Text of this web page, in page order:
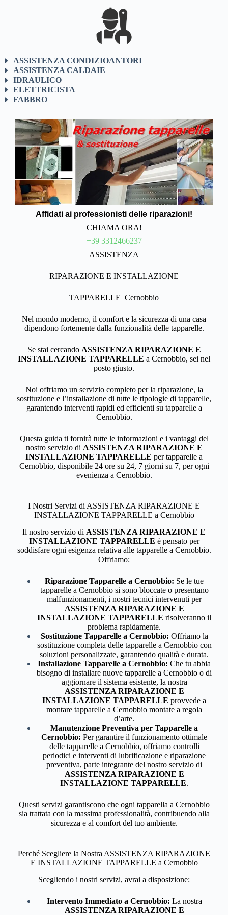
ASSISTENZA CONDIZIOANTORI
ASSISTENZA CALDAIE
IDRAULICO
ELETTRICISTA
FABBRO
Affidati ai professionisti delle riparazioni!
CHIAMA ORA!
+39 3312466237
ASSISTENZA
RIPARAZIONE E INSTALLAZIONE
TAPPARELLE Cernobbio
Nel mondo moderno, il comfort e la sicurezza di una casa
dipendono fortemente dalla funzionalità delle tapparelle.
Se stai cercando ASSISTENZA RIPARAZIONE E
INSTALLAZIONE TAPPARELLE a Cernobbio, sei nel
posto giusto.
Noi offriamo un servizio completo per la riparazione, la
sostituzione e l’installazione di tutte le tipologie di tapparelle,
garantendo interventi rapidi ed efficienti su tapparelle a
Cernobbio.
Questa guida ti fornirà tutte le informazioni e i vantaggi del
nostro servizio di ASSISTENZA RIPARAZIONE E
INSTALLAZIONE TAPPARELLE per tapparelle a
Cernobbio, disponibile 24 ore su 24, 7 giorni su 7, per ogni
evenienza a Cernobbio.
I Nostri Servizi di ASSISTENZA RIPARAZIONE E
INSTALLAZIONE TAPPARELLE a Cernobbio
Il nostro servizio di ASSISTENZA RIPARAZIONE E
INSTALLAZIONE TAPPARELLE è pensato per
soddisfare ogni esigenza relativa alle tapparelle a Cernobbio.
Offriamo:
Riparazione Tapparelle a Cernobbio: Se le tue
tapparelle a Cernobbio si sono bloccate o presentano
malfunzionamenti, i nostri tecnici intervenuti per
ASSISTENZA RIPARAZIONE E
INSTALLAZIONE TAPPARELLE risolveranno il
problema rapidamente.
Sostituzione Tapparelle a Cernobbio: Offriamo la
sostituzione completa delle tapparelle a Cernobbio con
soluzioni personalizzate, garantendo qualità e durata.
Installazione Tapparelle a Cernobbio: Che tu abbia
bisogno di installare nuove tapparelle a Cernobbio o di
aggiornare il sistema esistente, la nostra
ASSISTENZA RIPARAZIONE E
INSTALLAZIONE TAPPARELLE provvede a
montare tapparelle a Cernobbio montate a regola
d’arte.
Manutenzione Preventiva per Tapparelle a
Cernobbio: Per garantire il funzionamento ottimale
delle tapparelle a Cernobbio, offriamo controlli
periodici e interventi di lubrificazione e riparazione
preventiva, parte integrante del nostro servizio di
ASSISTENZA RIPARAZIONE E
INSTALLAZIONE TAPPARELLE.
Questi servizi garantiscono che ogni tapparella a Cernobbio
sia trattata con la massima professionalità, contribuendo alla
sicurezza e al comfort del tuo ambiente.
Perché Scegliere la Nostra ASSISTENZA RIPARAZIONE
E INSTALLAZIONE TAPPARELLE a Cernobbio
Scegliendo i nostri servizi, avrai a disposizione:
Intervento Immediato a Cernobbio: La nostra
ASSISTENZA RIPARAZIONE E